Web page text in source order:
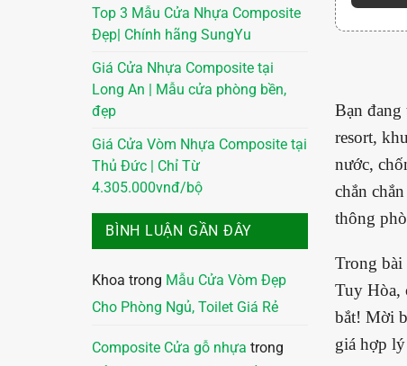
Top 3 Mẫu Cửa Nhựa Composite
Đẹp| Chính hãng SungYu
Giá Cửa Nhựa Composite tại
Long An | Mẫu cửa phòng bền,
đẹp
Giá Cửa Vòm Nhựa Composite tại
Thủ Đức | Chỉ Từ
4.305.000vnđ/bộ
BÌNH LUẬN GẦN ĐÂY
Khoa trong Mẫu Cửa Vòm Đẹp
Cho Phòng Ngủ, Toilet Giá Rẻ
Composite Cửa gỗ nhựa trong
Bạn đang
resort,
nước,
chắn
thông
Trong bài
Tuy Hòa,
bắt! Mời
giá hợp